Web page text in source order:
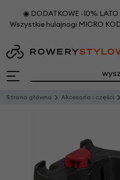
◉ DODATKOWE -10%
Wszystkie hulajnogi MICRO
Strona główna Akcesoria i części